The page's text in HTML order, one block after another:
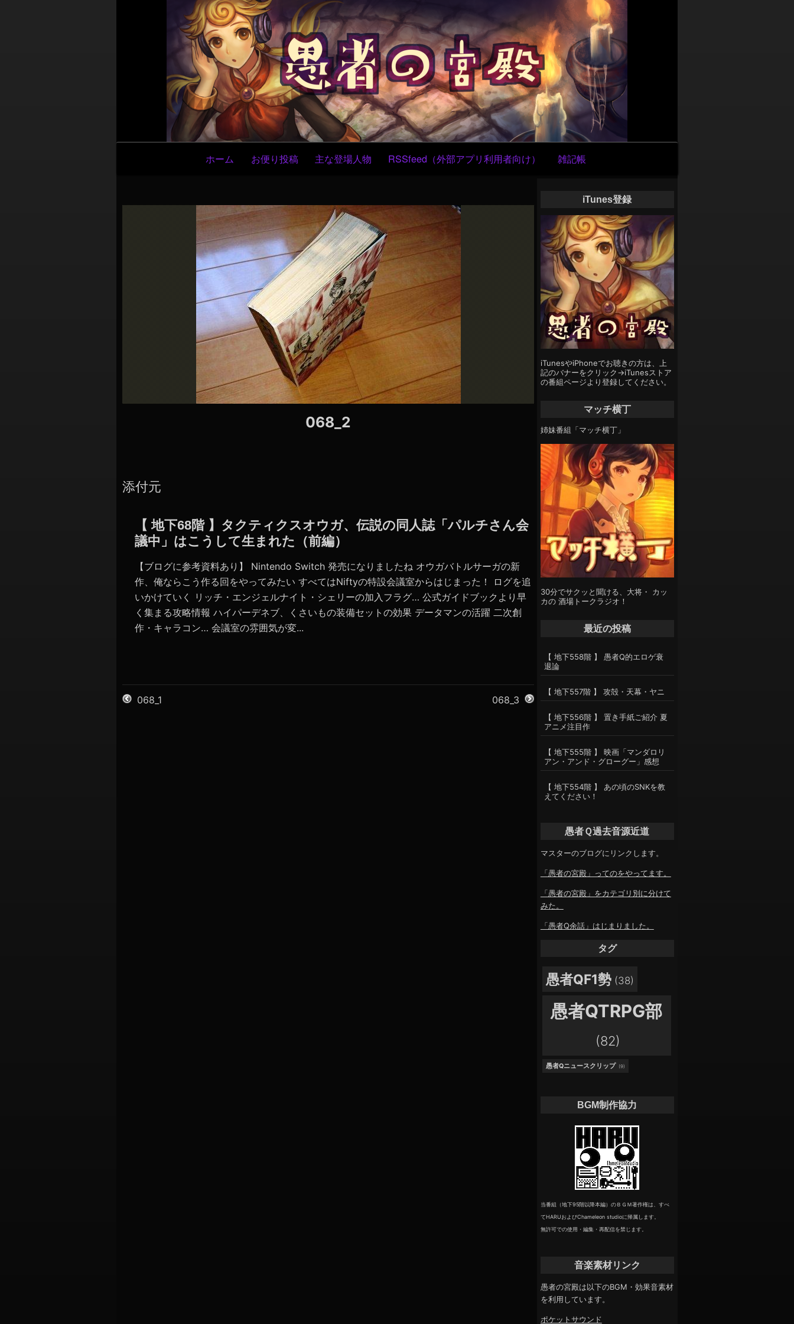
ン
テ
ン
ツ
へ
ス
キ
ッ
プ
ナ
ビ
ゲ
ー
シ
ョ
ン
ホーム お便り投稿 主な登場人物 RSSfeed（外部アプリ利用者向け） 雑記帳
068_2
添付元
【 地下68階 】タクティクスオウガ、伝説の同人誌「パルチさん会
議中」はこうして生まれた（前編）
【ブログに参考資料あり】 Nintendo Switch 発売になりましたね オウガバトルサーガの新
作、俺ならこう作る回をやってみたい すべてはNiftyの特設会議室からはじまった！ ログを追
いかけていく リッチ・エンジェルナイト・シェリーの加入フラグ… 公式ガイドブックより早
く集まる攻略情報 ハイパーデネブ、くさいもの装備セットの効果 データマンの活躍 二次創
作・キャラコン… 会議室の雰囲気が変...
068_1 068_3
iTunes登録
iTunesやiPhoneでお聴きの方は、上
記のバナーをクリック→iTunesストア
の番組ページより登録してください。
マッチ横丁
姉妹番組「マッチ横丁」
30分でサクッと聞ける、大将・ カッ
カの 酒場トークラジオ！
最近の投稿
【 地下558階 】 愚者Q的エロゲ衰
退論
【 地下557階 】 攻殻・天幕・ヤニ
【 地下556階 】 置き手紙ご紹介 夏
アニメ注目作
【 地下555階 】 映画「マンダロリ
アン・アンド・グローグー」感想
【 地下554階 】 あの頃のSNKを教
えてください！
愚者Ｑ過去音源近道
マスターのブログにリンクします。
「愚者の宮殿」ってのをやってます。
「愚者の宮殿」をカテゴリ別に分けて
みた。
「愚者Q余話」はじまりました。
タグ
愚者QF1勢 (38)
愚者QTRPG部
(82)
愚者Qニュースクリップ (9)
BGM制作協力
当番組（地下95階以降本編）のＢＧＭ著作権は、すべ
てHARUおよびChameleon studioに帰属します。
無許可での使用・編集・再配信を禁じます。
音楽素材リンク
愚者の宮殿は以下のBGM・効果音素材
を利用しています。
ポケットサウンド